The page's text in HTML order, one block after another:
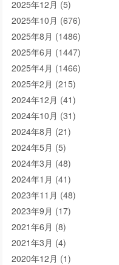
2025年12月 (5)
2025年10月 (676)
2025年8月 (1486)
2025年6月 (1447)
2025年4月 (1466)
2025年2月 (215)
2024年12月 (41)
2024年10月 (31)
2024年8月 (21)
2024年5月 (5)
2024年3月 (48)
2024年1月 (41)
2023年11月 (48)
2023年9月 (17)
2021年6月 (8)
2021年3月 (4)
2020年12月 (1)